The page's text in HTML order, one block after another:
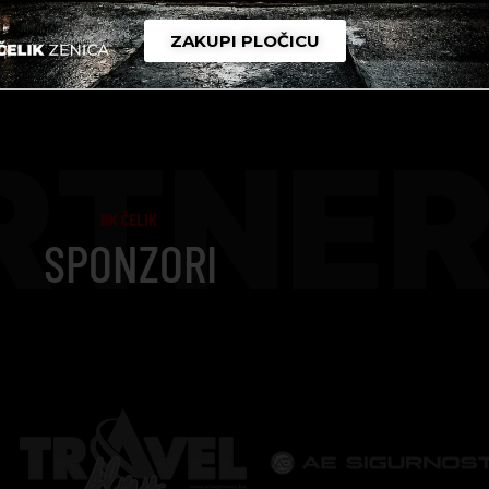
NK ČELIK
SPONZORI
ZAKUPI PLOČICU